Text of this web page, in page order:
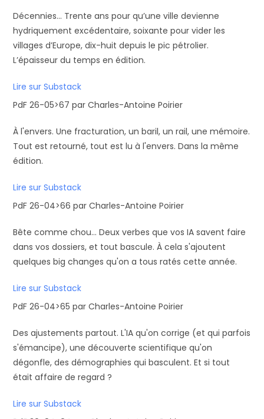
Décennies… Trente ans pour qu’une ville devienne
hydriquement excédentaire, soixante pour vider les
villages d’Europe, dix-huit depuis le pic pétrolier.
L’épaisseur du temps en édition.
Lire sur Substack
PdF 26-05>67 par Charles-Antoine Poirier
À l'envers. Une fracturation, un baril, un rail, une mémoire.
Tout est retourné, tout est lu à l'envers. Dans la même
édition.
Lire sur Substack
PdF 26-04>66 par Charles-Antoine Poirier
Bête comme chou… Deux verbes que vos IA savent faire
dans vos dossiers, et tout bascule. À cela s'ajoutent
quelques big changes qu'on a tous ratés cette année.
Lire sur Substack
PdF 26-04>65 par Charles-Antoine Poirier
Des ajustements partout. L'IA qu'on corrige (et qui parfois
s'émancipe), une découverte scientifique qu'on
dégonfle, des démographies qui basculent. Et si tout
était affaire de regard ?
Lire sur Substack